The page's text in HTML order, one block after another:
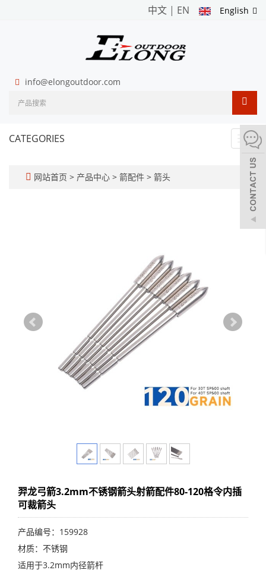
English
中文 | EN
info@elongoutdoor.com
CATEGORIES
网站首页 > 产品中心 > 箭配件 > 箭头
羿龙弓箭3.2mm不锈钢箭头射箭配件80-120格令内插
可裁箭头
产品编号：159928
材质：不锈钢
适用于3.2mm内径箭杆